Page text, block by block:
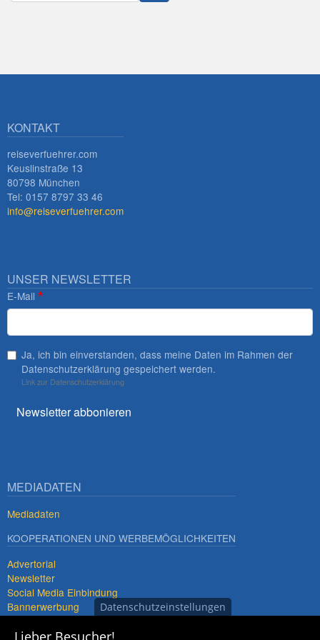
KONTAKT
reiseverfuehrer.com
Keuslinstraße 13
80798 München
Tel: 0157 8797 33 46
info@reiseverfuehrer.com
UNSER NEWSLETTER
E-Mail
Ja, ich bin einverstanden, dass meine Daten im Rahmen der
Datenschutzerklärung gespeichert werden.
Link zur Datenschutzerklärung
Newsletter abbonieren
MEDIADATEN
Mediadaten
KOOPERATIONEN UND WERBEMÖGLICHKEITEN
Advertorial
Newsletter
Social Media Einbindung
Bannerwerbung
Premiumdestinationen
Datenschutzeinstellungen
Lieber Besucher!